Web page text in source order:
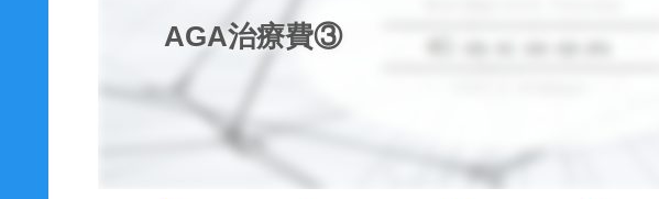
AGA治療費③